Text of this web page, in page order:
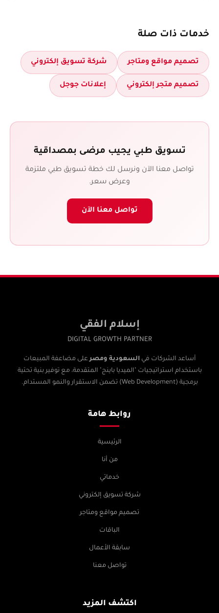
خدمات ذات صلة
تصميم مواقع ومتاجر شركة تسويق إلكتروني
تصميم متجر إلكتروني إعلانات جوجل
تسويق طبي يجيب مرضى بمصداقية
تواصل معنا الآن ونرسل لك خطة تسويق طبي ملتزمة
وعرض سعر.
تواصل معنا الآن
إسلام الفقي
DIGITAL GROWTH PARTNER
أساعد الشركات في السعودية ومصرعلى مضاعفة المبيعات
باستخدام استراتيجيات "الميديا باينج" المتقدمة، مع توفير بنية تحتية
برمجية (Web Development) تضمن الاستقرار والنمو المستدام.
روابط هامة
الرئيسية
من أنا
خدماتي
شركة تسويق إلكتروني
تصميم مواقع ومتاجر
الباقات
سابقة الأعمال
تواصل معنا
اكتشف المزيد